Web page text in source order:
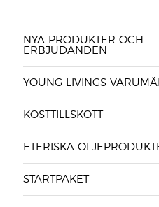
NYA PRODUKTER OCH
ERBJUDANDEN
YOUNG LIVINGS
KOSTTILLSKOTT
ETERISKA
STARTPAKET